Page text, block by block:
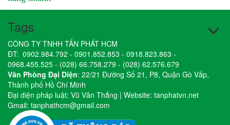
Tags
CÔNG TY TNHH TẤN PHÁT HCM
ĐT: 0902.984.792 - 0901.852.853 - 0918.823.863 -
0968.455.525 - (028) 66.758.279 - (028) 62.576.679
Văn Phòng Đại Diện: 22/21 Đường Số 21, P8, Quận Gò Vấp,
Thành phố Hồ Chí Minh
Đại diện pháp luật: Vũ Văn Thắng | Website: tanphatvn.net
Gmail: tanphathcm@gmail.com